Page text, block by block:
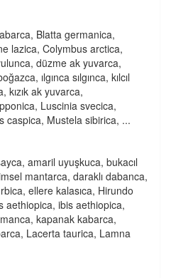
Blatta germanica,
lazica, Colymbus arctica,
düzme ak yuvarca,
ılgınca sılgınca, kılcıl
kızık ak yuvarca,
Luscinia svecica,
caspica, Mustela sibirica, ...
amaril uyuşkuca, bukacıl
mantarca, daraklı dabanca,
ellere kalasıca, Hirundo
aethiopica, ibis aethiopica,
kapanak kabarca,
Lacerta taurica, Lamna